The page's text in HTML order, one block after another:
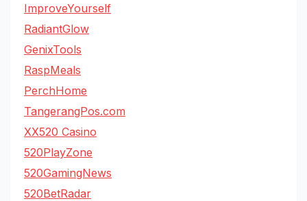
ImproveYourself
RadiantGlow
GenixTools
RaspMeals
PerchHome
TangerangPos.com
XX520 Casino
520PlayZone
520GamingNews
520BetRadar